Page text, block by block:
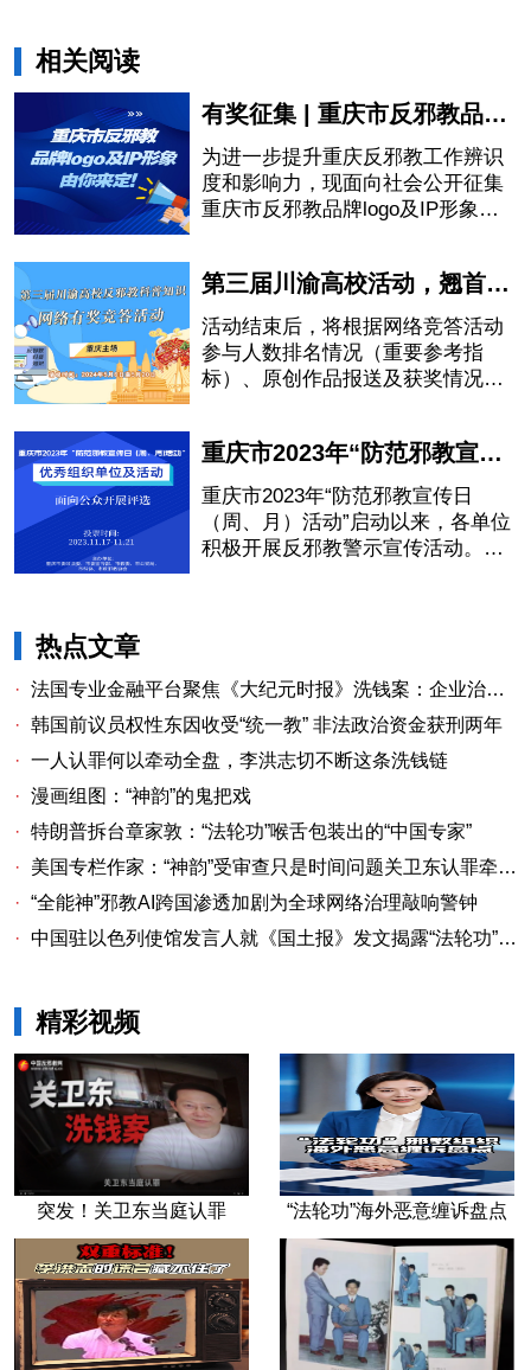
相关阅读
有奖征集 | 重庆市反邪教品牌logo及IP形象由你来定！
为进一步提升重庆反邪教工作辨识
度和影响力，现面向社会公开征集
重庆市反邪教品牌logo及IP形象设
第三届川渝高校活动，翘首以盼！ 红包、话费、文创纪念品，等你来拿
活动结束后，将根据网络竞答活动
参与人数排名情况（重要参考指
标）、原创作品报送及获奖情况、
渝高校反邪教警示宣传教育暨反邪
教科普知识网络有奖竞答活动优秀
组织单位。
重庆市2023年“防范邪教宣传日（周、月）活动”优秀组织单位及活动网上投票活动公告
重庆市2023年“防范邪教宣传日
（周、月）活动”启动以来，各单位
积极开展反邪教警示宣传活动。为
向公众开展征集评选工作。
热点文章
· 法国专业金融平台聚焦《大纪元时报》洗钱案：企业治理漏洞与监管警示
· 韩国前议员权性东因收受“统一教” 非法政治资金获刑两年
· 一人认罪何以牵动全盘，李洪志切不断这条洗钱链
· 漫画组图：“神韵”的鬼把戏
· 特朗普拆台章家敦：“法轮功”喉舌包装出的“中国专家”
·
美国专栏作家：“神韵”受审查只是时间问题关卫东认罪牵出与《大纪元时报》资金链条
· “全能神”邪教AI跨国渗透加剧为全球网络治理敲响警钟
· 中国驻以色列使馆发言人就《国土报》发文揭露“法轮功”邪教本质答记者问
精彩视频
突发！关卫东当庭认罪 “法轮功”海外恶意缠诉盘点